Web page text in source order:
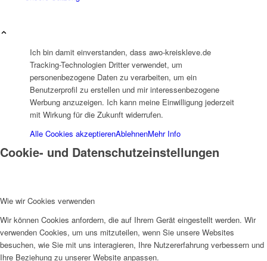
SPFH
Ich bin damit einverstanden, dass awo-kreiskleve.de
Tracking-Technologien Dritter verwendet, um
personenbezogene Daten zu verarbeiten, um ein
Benutzerprofil zu erstellen und mir interessenbezogene
Werbung anzuzeigen. Ich kann meine Einwilligung jederzeit
mit Wirkung für die Zukunft widerrufen.
Alle Cookies akzeptierenAblehnenMehr Info
Cookie- und Datenschutzeinstellungen
Wie wir Cookies verwenden
Wir können Cookies anfordern, die auf Ihrem Gerät eingestellt werden. Wir
verwenden Cookies, um uns mitzuteilen, wenn Sie unsere Websites
besuchen, wie Sie mit uns interagieren, Ihre Nutzererfahrung verbessern und
Ihre Beziehung zu unserer Website anpassen.